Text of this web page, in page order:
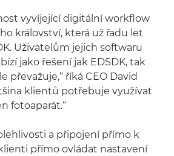
vyvíjející digitální workflow
království, která už řadu let
Uživatelům jejich softwaru
jako řešení jak EDSDK, tak
převažuje,“ říká CEO David
klientů potřebuje využívat
fotoaparát.“
a připojení přímo k
přímo ovládat nastavení